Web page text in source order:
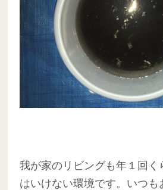
我が家のリビングも年１回く
はいけない環境です。いつも